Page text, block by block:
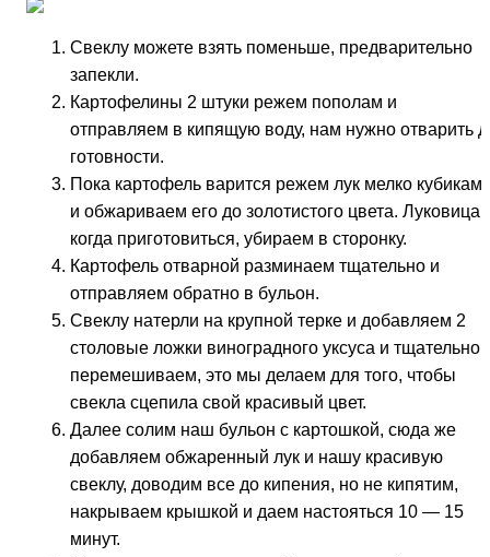
Свеклу можете взять поменьше, предварительно
запекли.
Картофелины 2 штуки режем пополам и
отправляем в кипящую воду, нам нужно отварить
готовности.
Пока картофель варится режем лук мелко
и обжариваем его до золотистого цвета. Луковица,
когда приготовиться, убираем в сторонку.
Картофель отварной разминаем тщательно и
отправляем обратно в бульон.
Свеклу натерли на крупной терке и добавляем 2
столовые ложки виноградного уксуса и тщательно
перемешиваем, это мы делаем для того, чтобы
свекла сцепила свой красивый цвет.
Далее солим наш бульон с картошкой, сюда же
добавляем обжаренный лук и нашу красивую
свеклу, доводим все до кипения, но не кипятим,
накрываем крышкой и даем настояться 10 — 15
минут.